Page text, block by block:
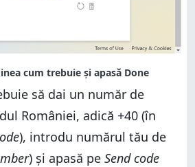
să dai un număr de
României, adică +40 (în
), introdu numărul tău de
) și apasă pe Send code